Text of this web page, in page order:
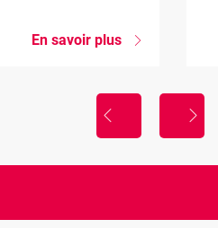
En savoir plus sur
à
anticipez
de